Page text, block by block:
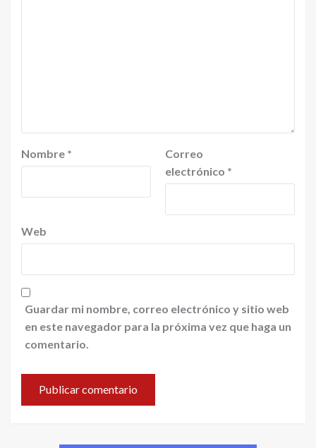
Nombre *
Correo
electrónico *
Web
Guardar mi nombre, correo electrónico y sitio web
en este navegador para la próxima vez que haga un
comentario.